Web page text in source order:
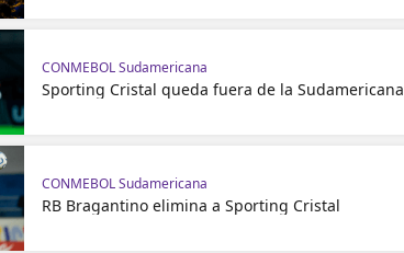
CONMEBOL Sudamericana
Sporting Cristal queda fuera de la Sudamericana
CONMEBOL Sudamericana
RB Bragantino elimina a Sporting Cristal